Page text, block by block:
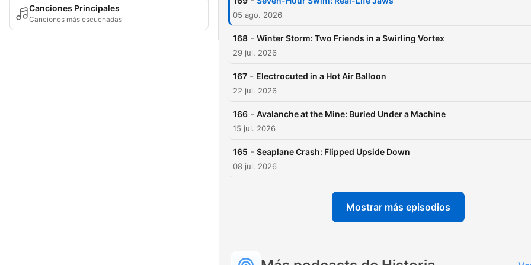
Canciones Principales
Canciones más escuchadas
use code SURVIVAL at
months of SurfsharkVPN! For
info@adelicious.fm No part of
reproduced in any manner
the purpose of training
systems. In accordance
Article 4(3) of the DSM
05 ago. 2026
168 - Winter Storm: Two Friends in a Swirling Vortex
29 jul. 2026
167 - Electrocuted in a Hot Air Balloon
22 jul. 2026
166 - Avalanche at the Mine: Buried Under a Machine
15 jul. 2026
165 - Seaplane Crash: Flipped Upside Down
08 jul. 2026
Mostrar más episodios